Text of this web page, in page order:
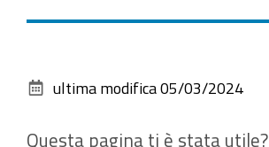
dimensioni
documento
ultima modifica 05/03/2024
Questa pagina ti è stata utile?